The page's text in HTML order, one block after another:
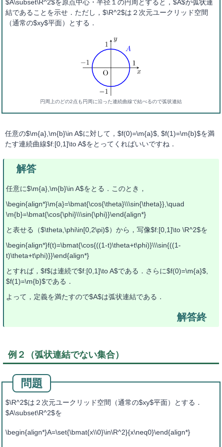
$A\subset\R^2$を原点中心・半径１の円周とすると，$A$が弧状連
結であることを示せ．ただし，$\R^2$は２次元ユークリッド空間
（通常の$xy$平面）とする．
円周上のどの2点も円周に沿った連続曲線で結べるので弧状連結
任意の$\m{a},\m{b}\in A$に対して，$f(0)=\m{a}$, $f(1)=\m{b}$を満
たす連続曲線$f:[0,1]\to A$をとってくればいいですね．
任意に$\m{a},\m{b}\in A$をとる．このとき，
\begin{align*}\m{a}=\bmat{\cos{\theta}\\\sin{\theta}},\quad
\m{b}=\bmat{\cos{\phi}\\\sin{\phi}}\end{align*}
と表せる（$\theta,\phi\in[0,2\pi)$）から，写像$f:[0,1]\to \R^2$を
\begin{align*}f(t)=\bmat{\cos{((1-t)\theta+t\phi)}\\\sin{((1-
t)\theta+t\phi)}}\end{align*}
とすれば，$f$は連続で$f:[0,1]\to A$である．さらに$f(0)=\m{a}$,
$f(1)=\m{b}$である．
よって，定義を満たすので$A$は弧状連結である．
例２（弧状連結でない集合）
$\R^2$は２次元ユークリッド空間（通常の$xy$平面）とする．
$A\subset\R^2$を
\begin{align*}A=\set{\bmat{x\\0}\in\R^2}{x\neq0}\end{align*}